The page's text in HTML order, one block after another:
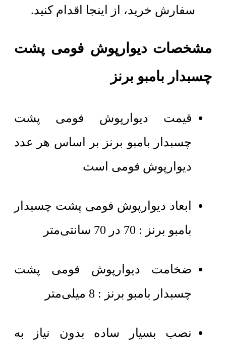
سفارش خرید، از اینجا اقدام کنید.
مشخصات دیوارپوش فومی پشت
چسبدار بامبو برنز
قیمت دیوارپوش فومی پشت
چسبدار بامبو برنز بر اساس هر عدد
دیوارپوش فومی است
ابعاد دیوارپوش فومی پشت چسبدار
بامبو برنز : 70 در 70 سانتی‌متر
ضخامت دیوارپوش فومی پشت
چسبدار بامبو برنز : 8 میلی‌متر
نصب بسیار ساده بدون نیاز به